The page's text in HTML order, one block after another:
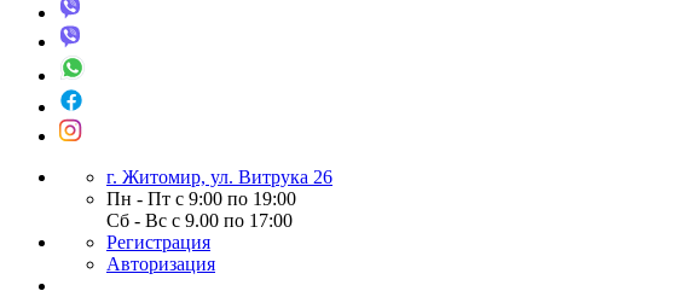
г. Житомир, ул. Витрука 26
Пн - Пт с 9:00 по 19:00
Сб - Вс с 9.00 по 17:00
Регистрация
Авторизация